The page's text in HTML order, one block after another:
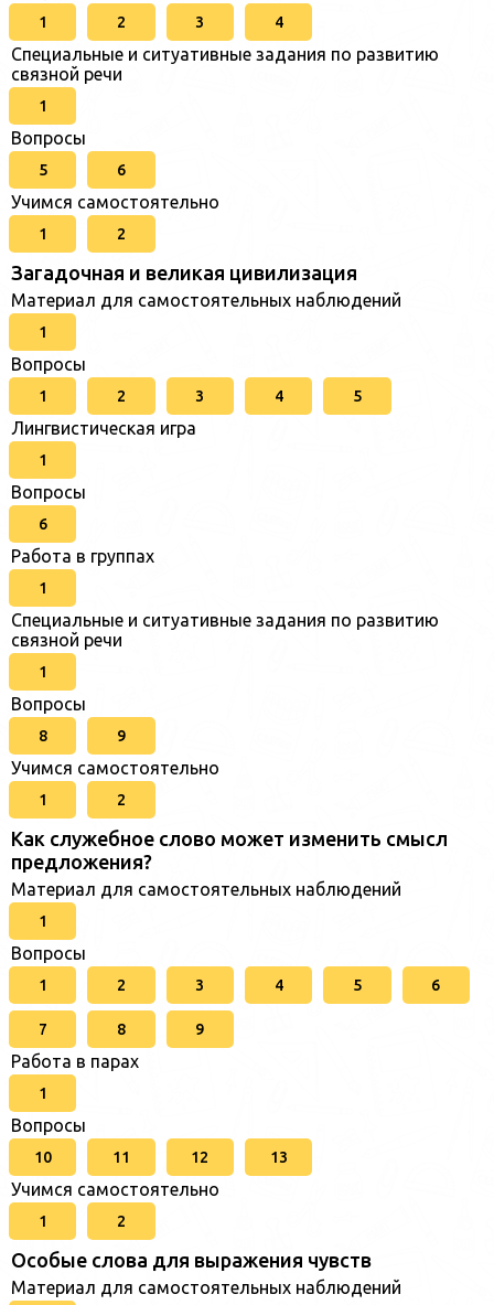
1 2 3 4
Специальные и ситуативные задания по развитию
связной речи
1
Вопросы
5 6
Учимся самостоятельно
1 2
Загадочная и великая цивилизация
Материал для самостоятельных наблюдений
1
Вопросы
1 2 3 4 5
Лингвистическая игра
1
Вопросы
6
Работа в группах
1
Специальные и ситуативные задания по развитию
связной речи
1
Вопросы
8 9
Учимся самостоятельно
1 2
Как служебное слово может изменить смысл
предложения?
Материал для самостоятельных наблюдений
1
Вопросы
1 2 3 4 5 6
7 8 9
Работа в парах
1
Вопросы
10 11 12 13
Учимся самостоятельно
1 2
Особые слова для выражения чувств
Материал для самостоятельных наблюдений